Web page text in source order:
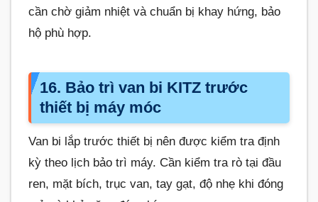
cần chờ giảm nhiệt và chuẩn bị khay hứng, bảo
hộ phù hợp.
16. Bảo trì van bi KITZ trước
thiết bị máy móc
Van bi lắp trước thiết bị nên được kiểm tra định
kỳ theo lịch bảo trì máy. Cần kiểm tra rò tại đầu
ren, mặt bích, trục van, tay gạt, độ nhẹ khi đóng